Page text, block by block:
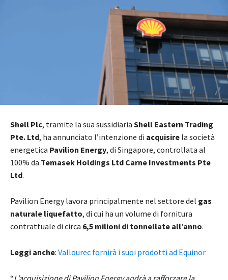
Shell Plc, tramite la sua sussidiaria Shell Eastern Trading
Pte. Ltd, ha annunciato l’intenzione di acquisire la società
energetica Pavilion Energy, di Singapore, controllata al
100% da Temasek Holdings Ltd Carne Investments Pte
Ltd.
Pavilion Energy lavora principalmente nel settore del gas
naturale liquefatto, di cui ha un volume di fornitura
contrattuale di circa 6,5 milioni di tonnellate all’anno.
Leggi anche: Vallourec fornirà i suoi prodotti ad Equinor